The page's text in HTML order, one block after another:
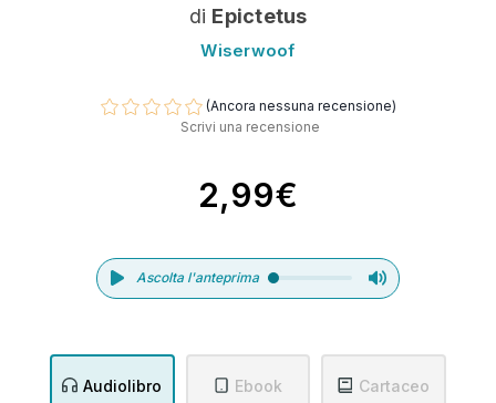
di Epictetus
Wiserwoof
(Ancora nessuna recensione)
Scrivi una recensione
2,99€
Ascolta l'anteprima
Audiolibro
Ebook
Cartaceo